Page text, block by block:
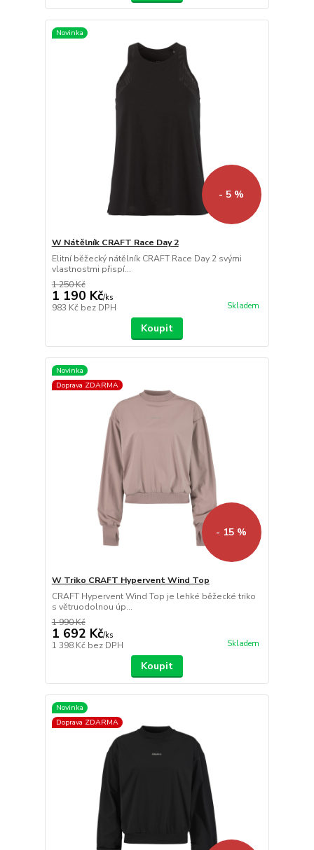
Novinka
- 5 %
W Nátělník CRAFT Race Day 2
Elitní běžecký nátělník CRAFT Race Day 2 svými
vlastnostmi přispí...
1 250 Kč
1 190 Kč/ks
983 Kč bez DPH Skladem
Koupit
Novinka
Doprava ZDARMA
- 15 %
W Triko CRAFT Hypervent Wind Top
CRAFT Hypervent Wind Top je lehké běžecké triko
s větruodolnou úp...
1 990 Kč
1 692 Kč/ks
1 398 Kč bez DPH Skladem
Koupit
Novinka
Doprava ZDARMA